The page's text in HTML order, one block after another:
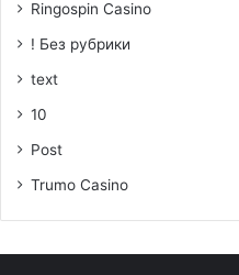
Ringospin Casino
! Без рубрики
text
10
Post
Trumo Casino